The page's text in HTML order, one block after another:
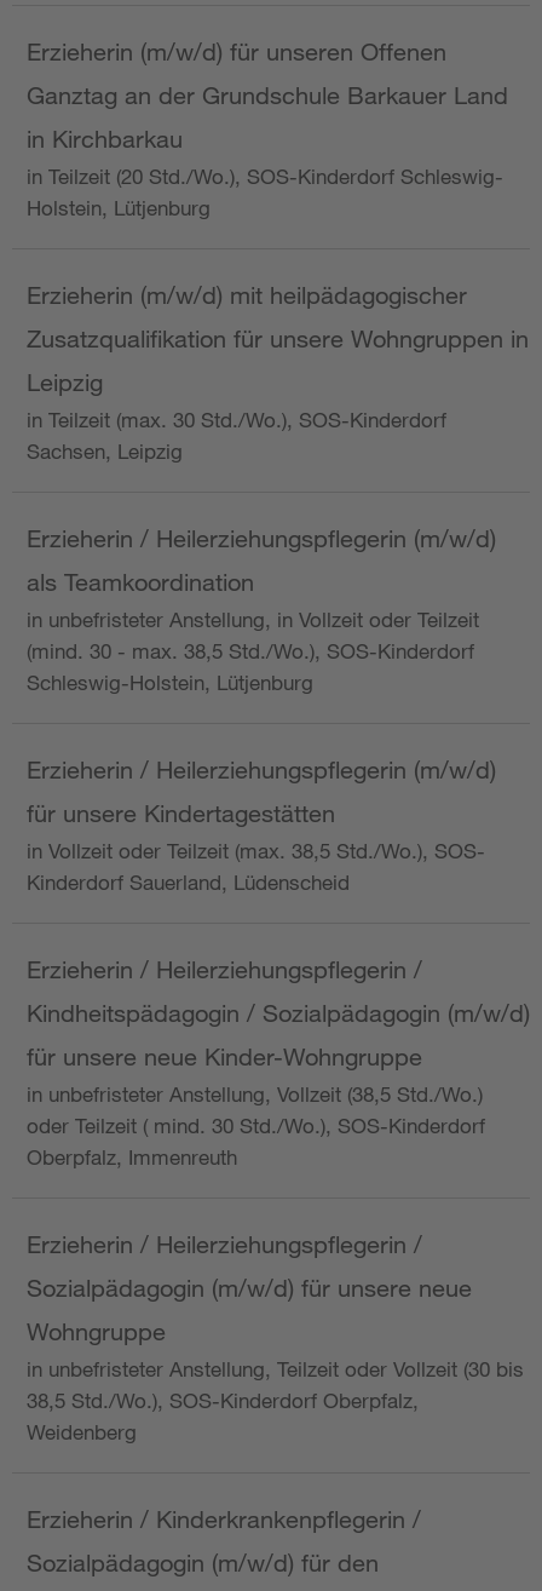
Erzieherin (m/w/d) für unseren Offenen
Ganztag an der Grundschule Barkauer Land
in Kirchbarkau
in Teilzeit (20 Std./Wo.), SOS-Kinderdorf Schleswig-
Holstein, Lütjenburg
Erzieherin (m/w/d) mit heilpädagogischer
Zusatzqualifikation für unsere Wohngruppen in
Leipzig
in Teilzeit (max. 30 Std./Wo.), SOS-Kinderdorf
Sachsen, Leipzig
Erzieherin / Heilerziehungspflegerin (m/w/d)
als Teamkoordination
in unbefristeter Anstellung, in Vollzeit oder Teilzeit
(mind. 30 - max. 38,5 Std./Wo.), SOS-Kinderdorf
Schleswig-Holstein, Lütjenburg
Erzieherin / Heilerziehungspflegerin (m/w/d)
für unsere Kindertagestätten
in Vollzeit oder Teilzeit (max. 38,5 Std./Wo.), SOS-
Kinderdorf Sauerland, Lüdenscheid
Erzieherin / Heilerziehungspflegerin /
Kindheitspädagogin / Sozialpädagogin (m/w/d)
für unsere neue Kinder-Wohngruppe
in unbefristeter Anstellung, Vollzeit (38,5 Std./Wo.)
oder Teilzeit ( mind. 30 Std./Wo.), SOS-Kinderdorf
Oberpfalz, Immenreuth
Erzieherin / Heilerziehungspflegerin /
Sozialpädagogin (m/w/d) für unsere neue
Wohngruppe
in unbefristeter Anstellung, Teilzeit oder Vollzeit (30 bis
38,5 Std./Wo.), SOS-Kinderdorf Oberpfalz,
Weidenberg
Erzieherin / Kinderkrankenpflegerin /
Sozialpädagogin (m/w/d) für den